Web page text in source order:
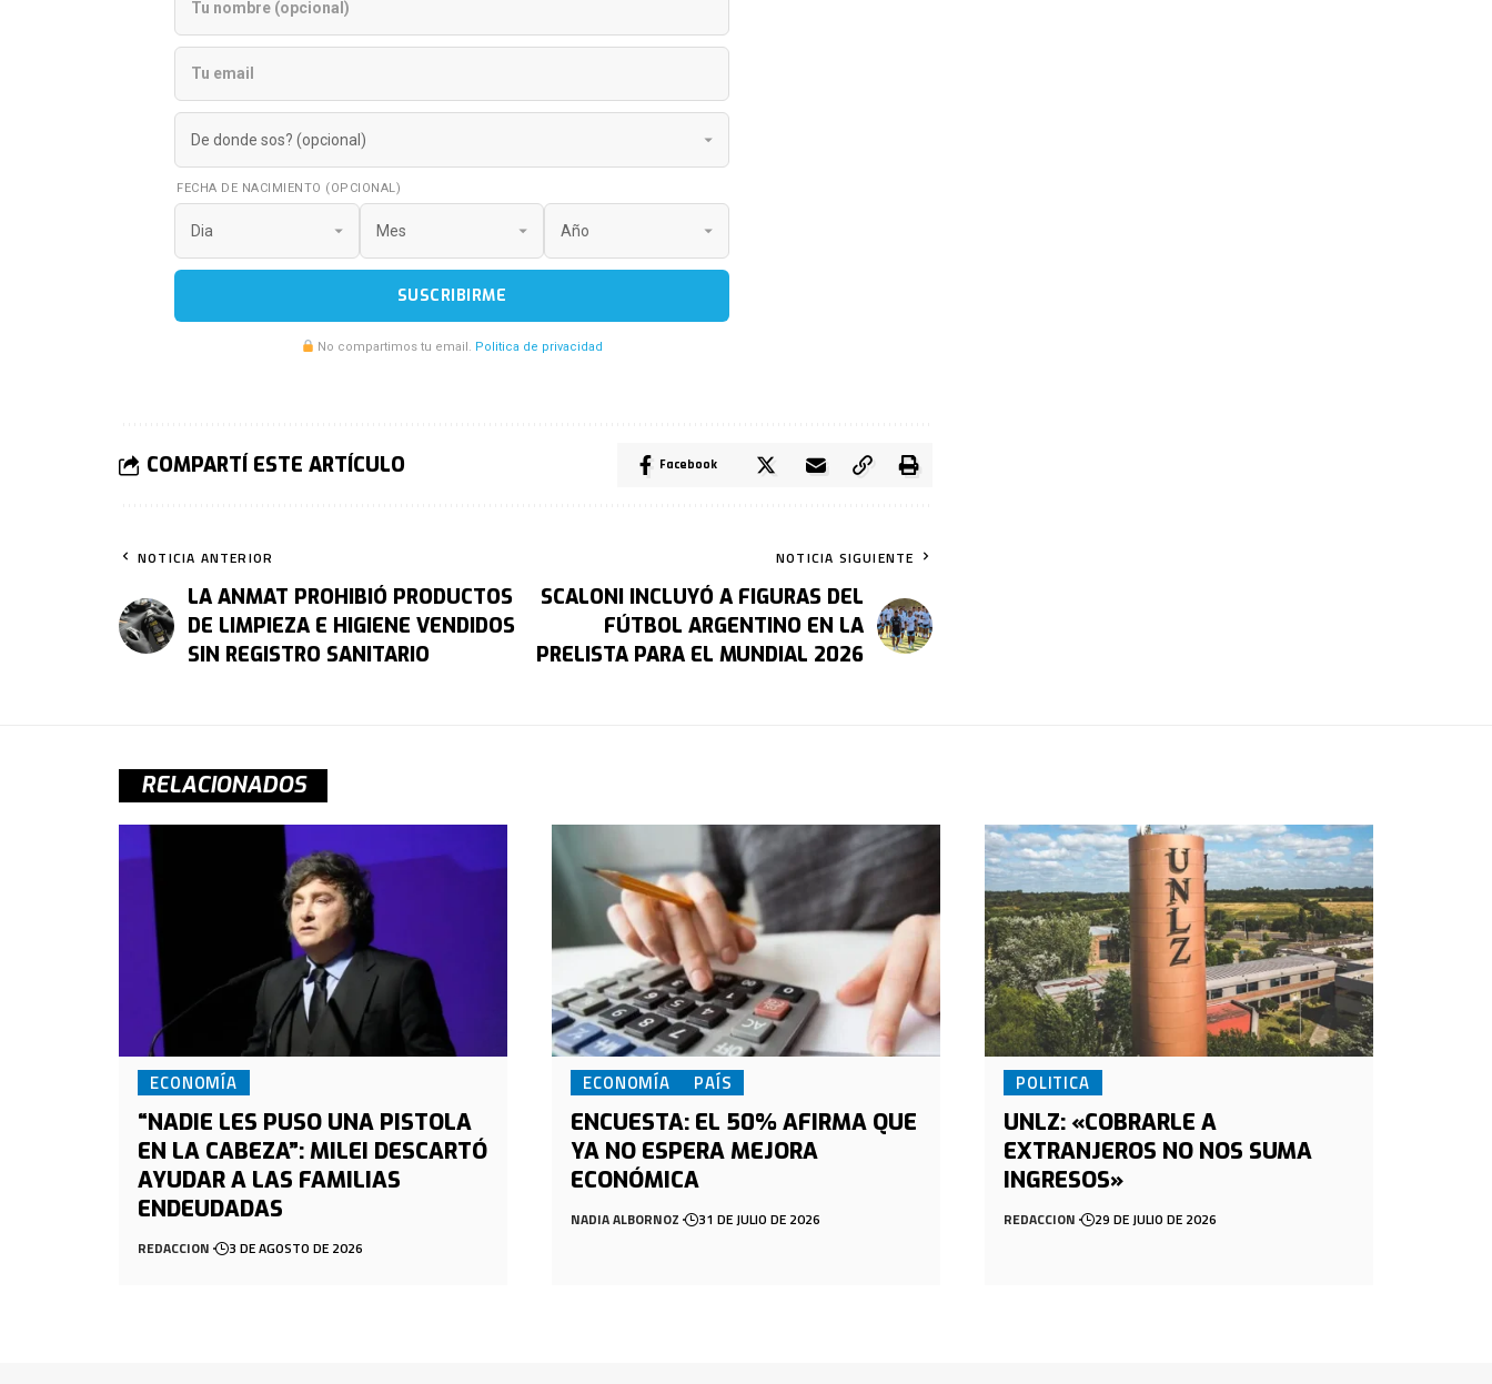
FECHA DE NACIMIENTO (OPCIONAL)
SUSCRIBIRME
No compartimos tu email. Politica de privacidad
COMPARTÍ ESTE ARTÍCULO Facebook
NOTICIA ANTERIOR
LA ANMAT PROHIBIÓ PRODUCTOS
DE LIMPIEZA E HIGIENE VENDIDOS
SIN REGISTRO SANITARIO
NOTICIA SIGUIENTE
SCALONI INCLUYÓ A FIGURAS DEL
FÚTBOL ARGENTINO EN LA
PRELISTA PARA EL MUNDIAL 2026
RELACIONADOS
ECONOMÍA
“NADIE LES PUSO UNA PISTOLA
EN LA CABEZA”: MILEI DESCARTÓ
AYUDAR A LAS FAMILIAS
ENDEUDADAS
REDACCION 3 DE AGOSTO DE 2026
ECONOMÍA PAÍS
ENCUESTA: EL 50% AFIRMA QUE
YA NO ESPERA MEJORA
ECONÓMICA
NADIA ALBORNOZ 31 DE JULIO DE 2026
POLITICA
UNLZ: «COBRARLE A
EXTRANJEROS NO NOS SUMA
INGRESOS»
REDACCION 29 DE JULIO DE 2026